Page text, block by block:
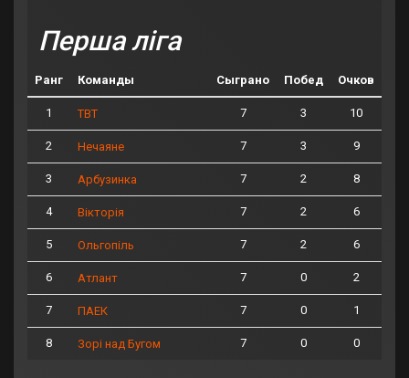
Перша ліга
Ранг Команды Сыграно Побед Очков
1 ТВТ 7 3 10
2 Нечаяне 7 3 9
3 Арбузинка 7 2 8
4 Вікторія 7 2 6
5 Ольгопіль 7 2 6
6 Атлант 7 0 2
7 ПАЕК 7 0 1
8 Зорі над Бугом 7 0 0